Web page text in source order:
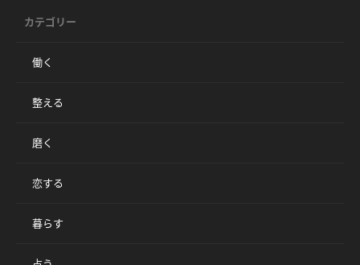
カテゴリー
働く
整える
磨く
恋する
暮らす